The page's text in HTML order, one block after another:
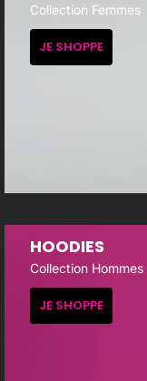
Collection Femmes
JE SHOPPE
HOODIES
Collection Hommes
JE SHOPPE